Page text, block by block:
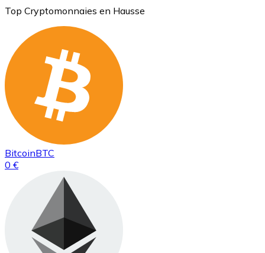
Top Cryptomonnaies en Hausse
BitcoinBTC
0 €